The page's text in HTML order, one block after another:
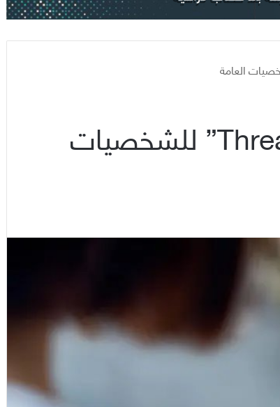
“فيسبوك” تختبر ميزة الـ”Thread” للشخصيات